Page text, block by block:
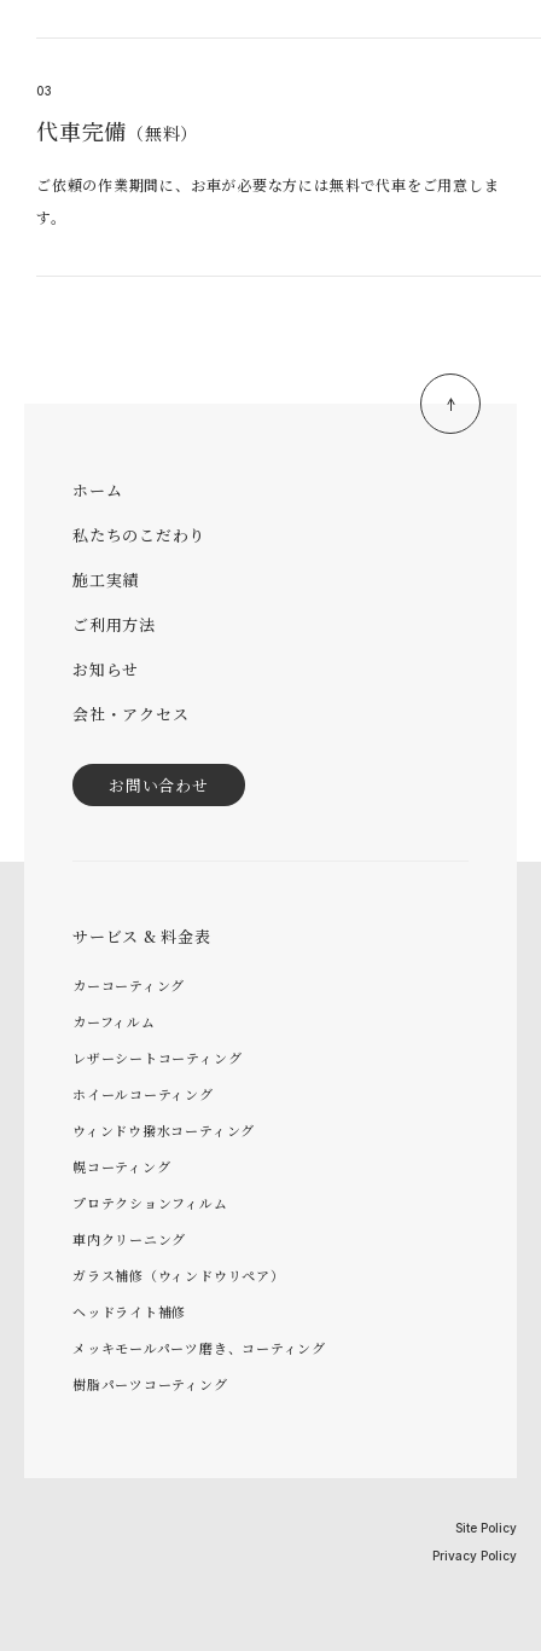
03
代車完備 （無料）
ご依頼の作業期間に、お車が必要な方には無料で代車をご用意しま
す。
ホーム
私たちのこだわり
施工実績
ご利用方法
お知らせ
会社・アクセス
お問い合わせ
サービス & 料金表
カーコーティング
カーフィルム
レザーシートコーティング
ホイールコーティング
ウィンドウ撥水コーティング
幌コーティング
プロテクションフィルム
車内クリーニング
ガラス補修（ウィンドウリペア）
ヘッドライト補修
メッキモールパーツ磨き、コーティング
樹脂パーツコーティング
Site Policy
Privacy Policy